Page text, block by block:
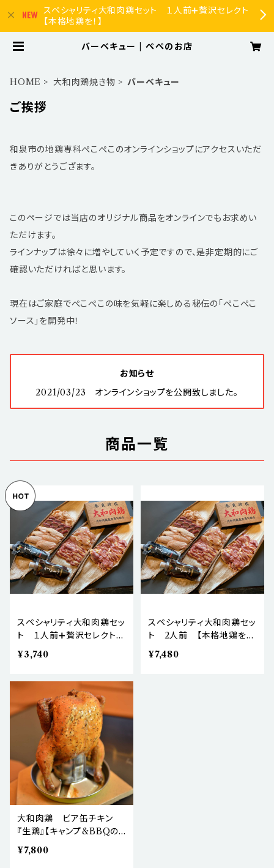
スペシャリティ大和肉鶏セット １人前➕贅沢セレクト
【本格地鶏を！】
バーベキュー | ぺぺのお店
HOME 大和肉鶏焼き物 バーベキュー
ご挨拶
和泉市の地鶏専科ぺこぺこのオンラインショップにアクセスいただ
きありがとうござます。
このページでは当店のオリジナル商品をオンラインでもお求めい
ただけます。
ラインナップは徐々に増やしていく予定ですので、是非定期的にご
確認いただければと思います。
現在はご家庭でぺこぺこの味を気軽に楽しめる秘伝の「ぺこぺこ
ソース」を開発中！
お知らせ
2021/03/23 オンラインショップを公開致しました。
商品一覧
スペシャリティ大和肉鶏セッ
ト １人前➕贅沢セレクト
【本格地鶏をキャンプ•BBQ
•ご自宅で！】
¥3,740
スペシャリティ大和肉鶏セッ
ト 2人前 【本格地鶏をキ
ャンプ•BBQ•ご自宅で！】
¥7,480
大和肉鶏 ビア缶チキン
『生鶏』【キャンプ&BBQの
主役】
¥7,800